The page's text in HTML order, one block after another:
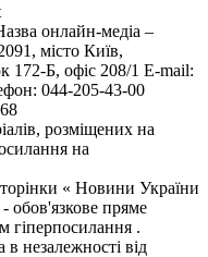
онлайн-медіа –
місто Київ,
Б, офіс 208/1 E-mail:
044-205-43-00
розміщених на
на
« Новини України
- обов'язкове пряме
гіперпосилання .
незалежності від